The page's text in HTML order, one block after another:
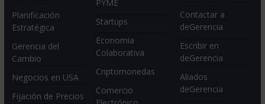
Planificación
Estratégica
Gerencia del
Cambio
Negocios en USA
Fijación de Precios
PYME
Startups
Economia
Colaborativa
Criptomonedas
Comercio
Contactar a
deGerencia
Escribir en
deGerencia
Aliados
deGerencia